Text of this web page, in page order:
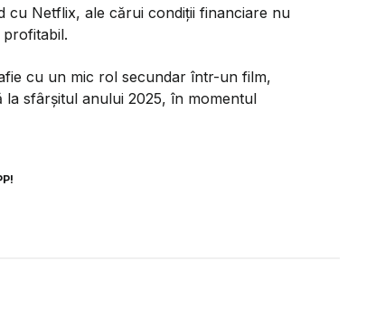
Netflix, ale cărui condiții financiare nu
cu un mic rol secundar într-un film,
la sfârșitul anului 2025, în momentul